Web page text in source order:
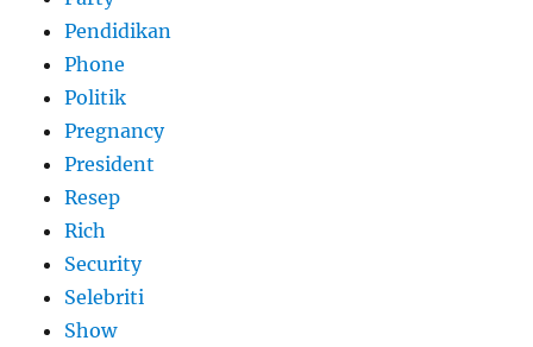
Pendidikan
Phone
Politik
Pregnancy
President
Resep
Rich
Security
Selebriti
Show